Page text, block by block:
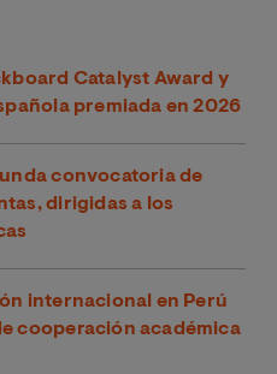
Catalyst Award y
premiada en 2026
convocatoria de
dirigidas a los
internacional en Perú
cooperación académica